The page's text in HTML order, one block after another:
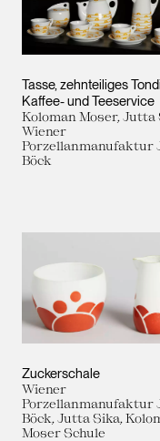
Tasse, zehnteiliges Tondi
Kaffee- und Teeservice
Koloman Moser, Jutta
Wiener
Porzellanmanufaktur
Böck
Zuckerschale
Wiener
Porzellanmanufaktur
Böck, Jutta Sika,
Moser Schule